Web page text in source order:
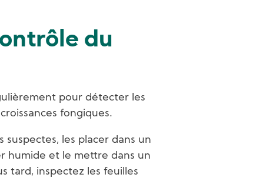
du
pour détecter les
fongiques.
suspectes, les placer dans un
humide et le mettre dans un
tard, inspectez les feuilles